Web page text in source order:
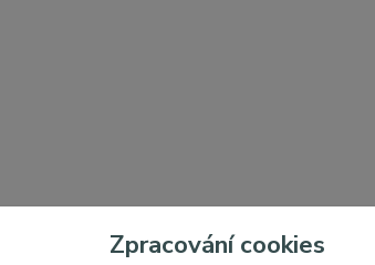
Zpracování cookies